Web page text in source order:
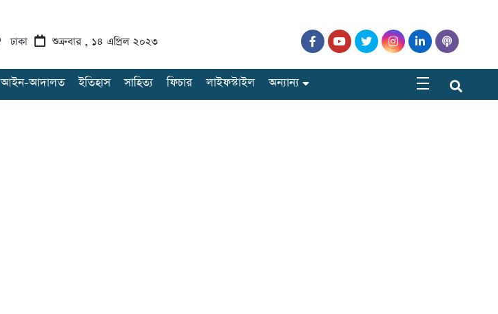
ঢাকা শুক্রবার , ১৪ এপ্রিল ২০২৩
আইন-আদালত ইতিহাস সাহিত্য ফিচার লাইফস্টাইল অন্যান্য